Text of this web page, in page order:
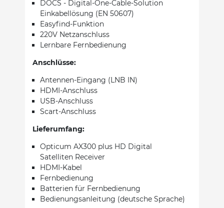
DOCS - Digital-One-Cable-Solution
Einkabellösung (EN 50607)
Easyfind-Funktion
220V Netzanschluss
Lernbare Fernbedienung
Anschlüsse:
Antennen-Eingang (LNB IN)
HDMI-Anschluss
USB-Anschluss
Scart-Anschluss
Lieferumfang:
Opticum AX300 plus HD Digital
Satelliten Receiver
HDMI-Kabel
Fernbedienung
Batterien für Fernbedienung
Bedienungsanleitung (deutsche Sprache)